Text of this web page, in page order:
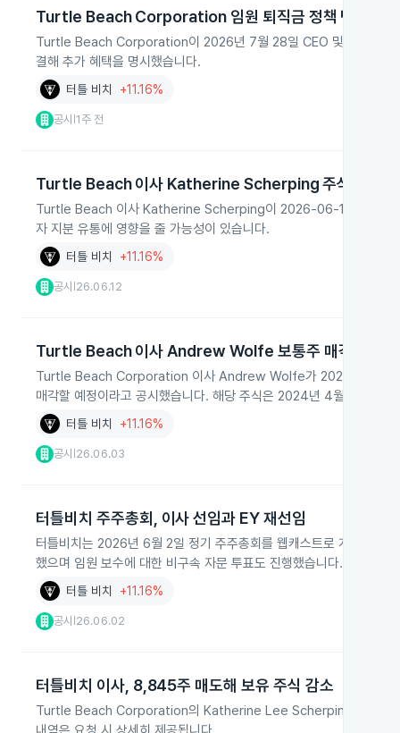
Turtle Beach Corporation 임원 퇴직금 정책 변경
Turtle Beach Corporation이 2026년 7월 28일 CEO 및 일부 임원
결해 추가 혜택을 명시했습니다.
터틀 비치 +11.16%
공시 |1주 전
Turtle Beach 이사 Katherine Scherping 주식 매각
Turtle Beach 이사 Katherine Scherping이 2026-06-12에 모건스
자 지분 유통에 영향을 줄 가능성이 있습니다.
터틀 비치 +11.16%
공시 26.06.12
Turtle Beach 이사 Andrew Wolfe 보통주 매각 예정
Turtle Beach Corporation 이사 Andrew Wolfe가 2026년 6월 3
매각할 예정이라고 공시했습니다. 해당 주식은 2024년 4월 1일 제한
터틀 비치 +11.16%
공시 26.06.03
터틀비치 주주총회, 이사 선임과 EY 재선임
터틀비치는 2026년 6월 2일 정기 주주총회를 웹캐스트로 개최해 6
했으며 임원 보수에 대한 비구속 자문 투표도 진행했습니다.
터틀 비치 +11.16%
공시 26.06.02
터틀비치 이사, 8,845주 매도해 보유 주식 감소
Turtle Beach Corporation의 Katherine Lee Scherping 이사가